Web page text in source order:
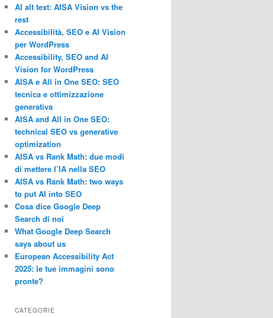
AI alt text: AISA Vision vs the
rest
Accessibilità, SEO e AI Vision
per WordPress
Accessibility, SEO and AI
Vision for WordPress
AISA e All in One SEO: SEO
tecnica e ottimizzazione
generativa
AISA and All in One SEO:
technical SEO vs generative
optimization
AISA vs Rank Math: due modi
di mettere l’IA nella SEO
AISA vs Rank Math: two ways
to put AI into SEO
Cosa dice Google Deep
Search di noi
What Google Deep Search
says about us
European Accessibility Act
2025: le tue immagini sono
pronte?
CATEGORIE